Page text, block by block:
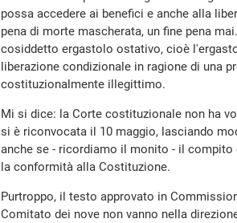
possa accedere ai benefici e anche alla
pena di morte mascherata, un fine pena
cosiddetto ergastolo ostativo, cioè
liberazione condizionale in ragione di una
costituzionalmente illegittimo.
Mi si dice: la Corte costituzionale non ha
si è riconvocata il 10 maggio, lasciando
anche se - ricordiamo il monito - il
la conformità alla Costituzione.
Purtroppo, il testo approvato in
Comitato dei nove non vanno nella